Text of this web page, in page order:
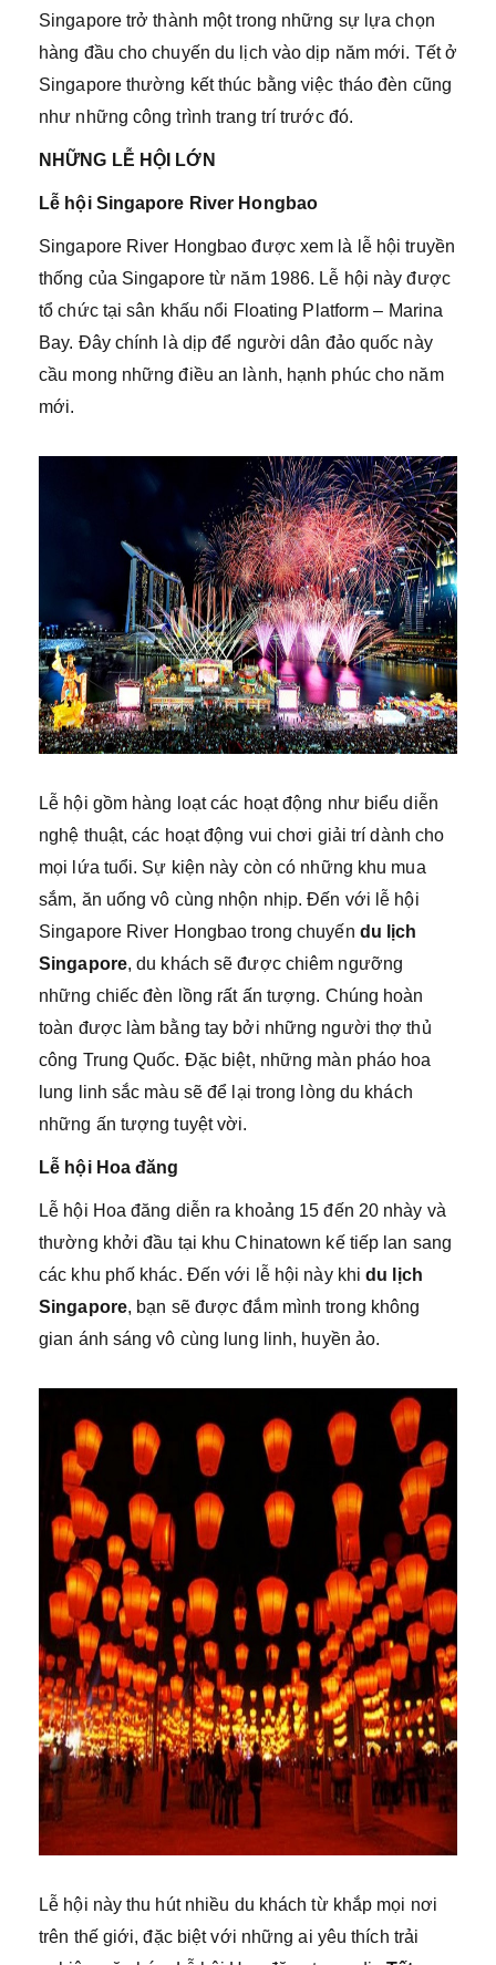
Singapore trở thành một trong những sự lựa chọn
hàng đầu cho chuyến du lịch vào dịp năm mới. Tết ở
Singapore thường kết thúc bằng việc tháo đèn cũng
như những công trình trang trí trước đó.
NHỮNG LỄ HỘI LỚN
Lễ hội Singapore River Hongbao
Singapore River Hongbao được xem là lễ hội truyền
thống của Singapore từ năm 1986. Lễ hội này được
tổ chức tại sân khấu nổi Floating Platform – Marina
Bay. Đây chính là dịp để người dân đảo quốc này
cầu mong những điều an lành, hạnh phúc cho năm
mới.
Lễ hội gồm hàng loạt các hoạt động như biểu diễn
nghệ thuật, các hoạt động vui chơi giải trí dành cho
mọi lứa tuổi. Sự kiện này còn có những khu mua
sắm, ăn uống vô cùng nhộn nhịp. Đến với lễ hội
Singapore River Hongbao trong chuyến du lịch
Singapore, du khách sẽ được chiêm ngưỡng
những chiếc đèn lồng rất ấn tượng. Chúng hoàn
toàn được làm bằng tay bởi những người thợ thủ
công Trung Quốc. Đặc biệt, những màn pháo hoa
lung linh sắc màu sẽ để lại trong lòng du khách
những ấn tượng tuyệt vời.
Lễ hội Hoa đăng
Lễ hội Hoa đăng diễn ra khoảng 15 đến 20 nhày và
thường khởi đầu tại khu Chinatown kế tiếp lan sang
các khu phố khác. Đến với lễ hội này khidu lịch
Singapore, bạn sẽ được đắm mình trong không
gian ánh sáng vô cùng lung linh, huyền ảo.
Lễ hội này thu hút nhiều du khách từ khắp mọi nơi
trên thế giới, đặc biệt với những ai yêu thích trải